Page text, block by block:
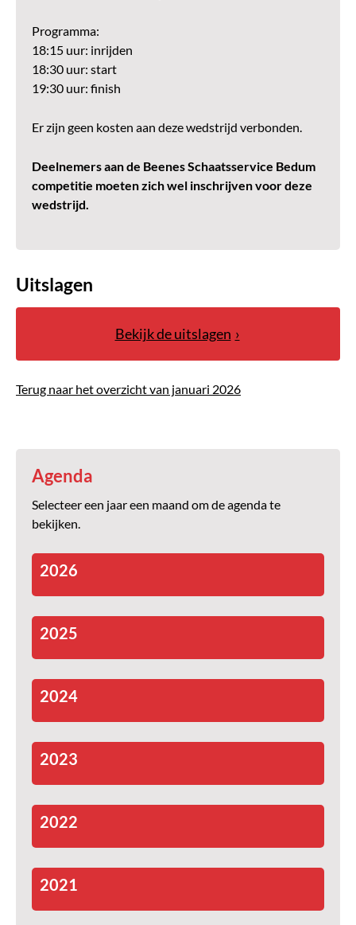
Programma:
18:15 uur: inrijden
18:30 uur: start
19:30 uur: finish
Er zijn geen kosten aan deze wedstrijd verbonden.
Deelnemers aan de Beenes Schaatsservice Bedum
competitie moeten zich wel inschrijven voor deze
wedstrijd.
Uitslagen
Bekijk de uitslagen
Terug naar het overzicht van januari 2026
Agenda
Selecteer een jaar een maand om de agenda te
bekijken.
2026
2025
2024
2023
2022
2021